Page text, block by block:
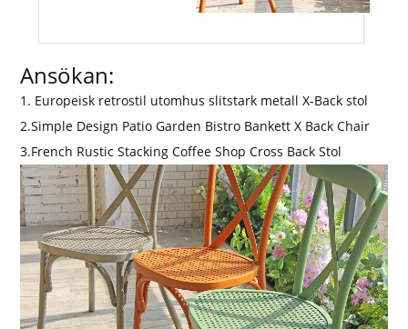
Ansökan:
1. Europeisk retrostil utomhus slitstark metall X-Back stol
2.Simple Design Patio Garden Bistro Bankett X Back Chair
3.French Rustic Stacking Coffee Shop Cross Back Stol